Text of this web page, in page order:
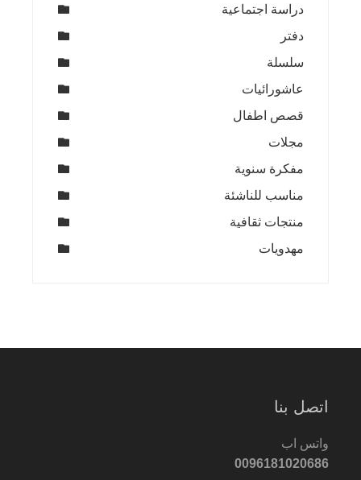
دراسة اجتماعية
دفتر
سلسلة
عاشورائيات
قصص اطفال
مجلات
مفكرة سنوية
مناسب للناشئة
منتجات ثقافية
مهدويات
اتصل بنا
واتس اب
0096181020686